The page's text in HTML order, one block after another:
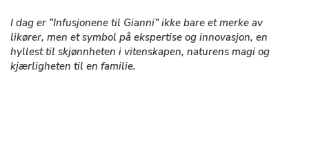
I dag er “Infusjonene til Gianni” ikke bare et merke av
likører, men et symbol på ekspertise og innovasjon, en
hyllest til skjønnheten i vitenskapen, naturens magi og
kjærligheten til en familie.